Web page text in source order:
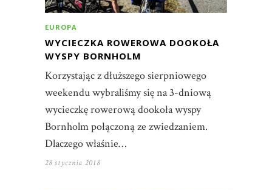
EUROPA
WYCIECZKA ROWEROWA DOOKOŁA
WYSPY BORNHOLM
Korzystając z dłuższego sierpniowego
weekendu wybraliśmy się na 3-dniową
wycieczkę rowerową dookoła wyspy
Bornholm połączoną ze zwiedzaniem.
Dlaczego właśnie…
28 stycznia 2018